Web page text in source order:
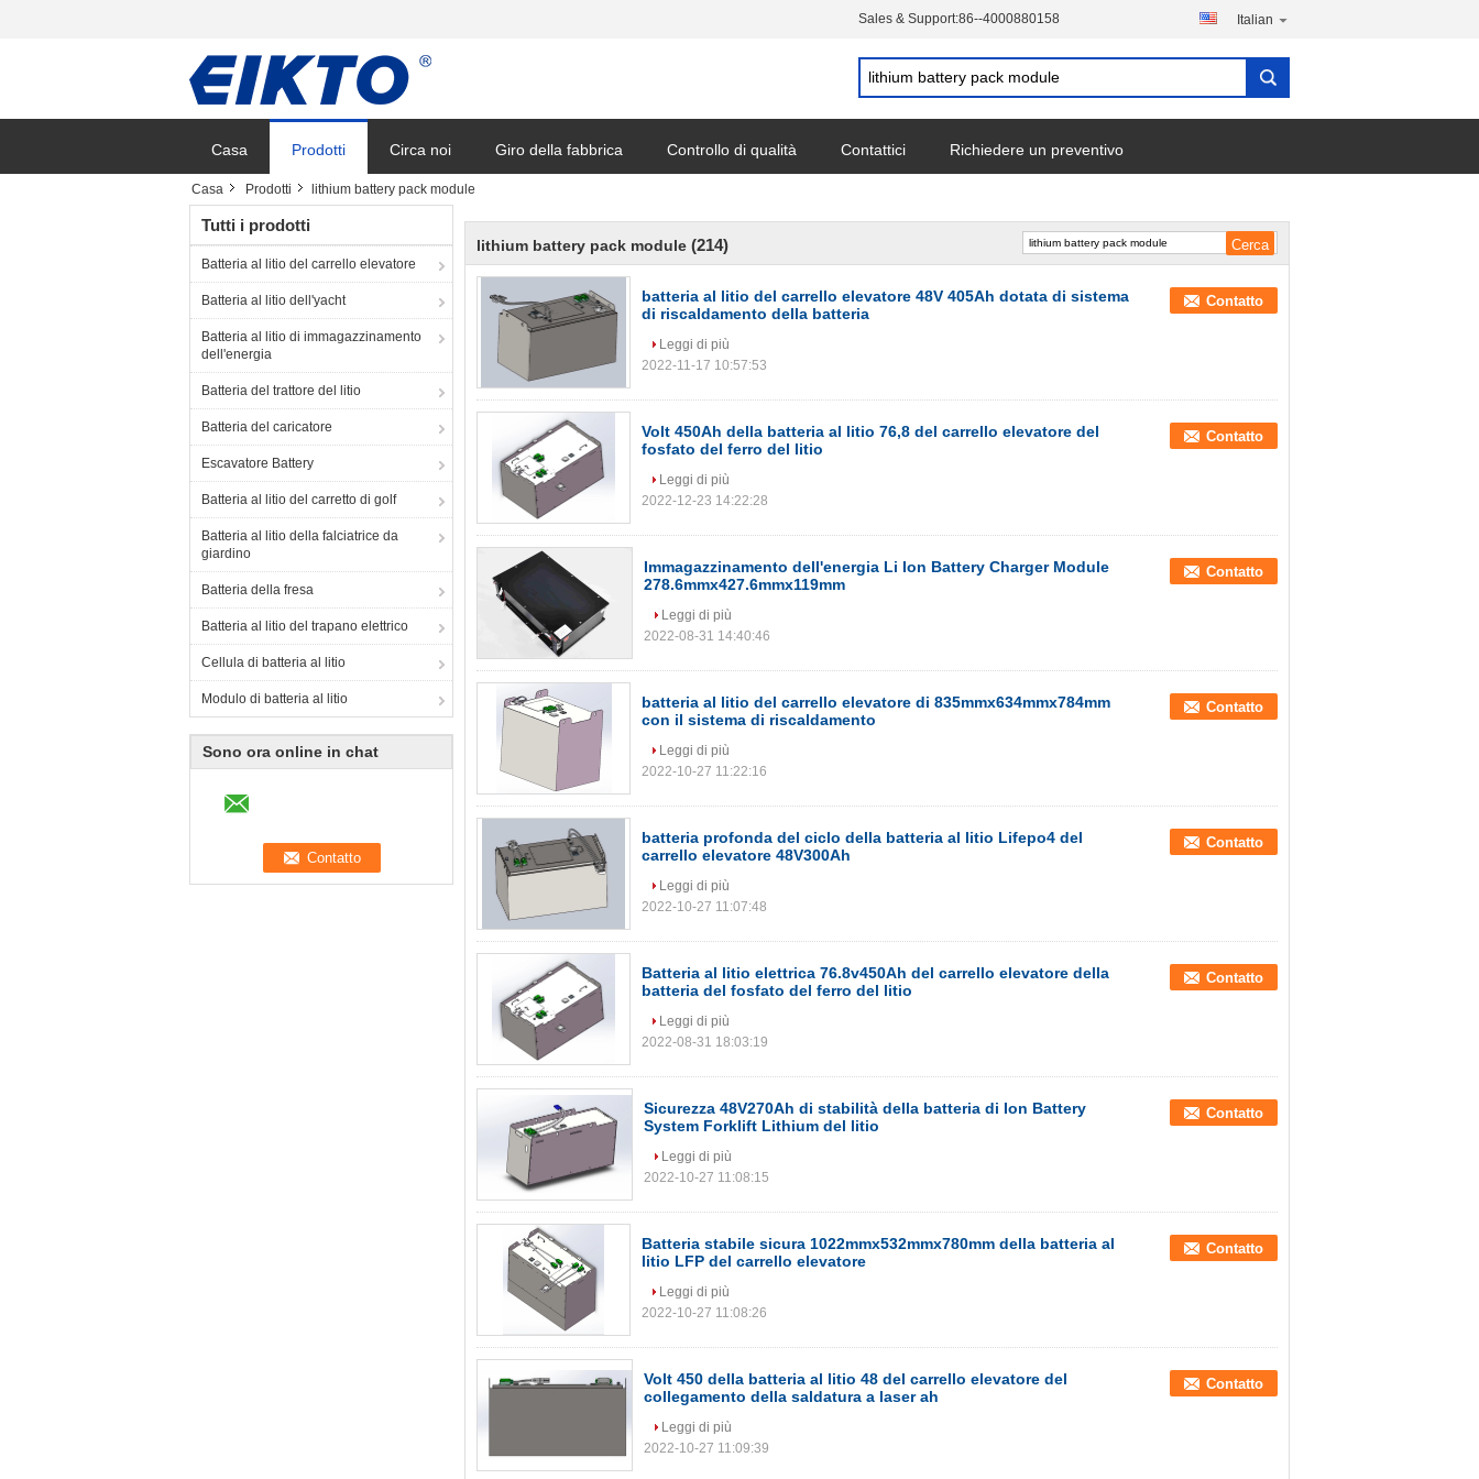
Sales & Support:86--4000880158 Italian
Casa Prodotti Circa noi Giro della fabbrica Controllo di qualità Contattici Richiedere un preventivo
Casa Prodotti lithium battery pack module
Tutti i prodotti
Batteria al litio del carrello elevatore
Batteria al litio dell'yacht
Batteria al litio di immagazzinamento
dell'energia
Batteria del trattore del litio
Batteria del caricatore
Escavatore Battery
Batteria al litio del carretto di golf
Batteria al litio della falciatrice da
giardino
Batteria della fresa
Batteria al litio del trapano elettrico
Cellula di batteria al litio
Modulo di batteria al litio
Sono ora online in chat
lithium battery pack module (214)
batteria al litio del carrello elevatore 48V 405Ah dotata di sistema
di riscaldamento della batteria
Contatto
Leggi di più
2022-11-17 10:57:53
Volt 450Ah della batteria al litio 76,8 del carrello elevatore del
fosfato del ferro del litio
Contatto
Leggi di più
2022-12-23 14:22:28
Immagazzinamento dell'energia Li Ion Battery Charger Module
278.6mmx427.6mmx119mm
Contatto
Leggi di più
2022-08-31 14:40:46
batteria al litio del carrello elevatore di 835mmx634mmx784mm
con il sistema di riscaldamento
Contatto
Leggi di più
2022-10-27 11:22:16
batteria profonda del ciclo della batteria al litio Lifepo4 del
carrello elevatore 48V300Ah
Contatto
Leggi di più
2022-10-27 11:07:48
Batteria al litio elettrica 76.8v450Ah del carrello elevatore della
batteria del fosfato del ferro del litio
Contatto
Leggi di più
2022-08-31 18:03:19
Sicurezza 48V270Ah di stabilità della batteria di Ion Battery
System Forklift Lithium del litio
Contatto
Leggi di più
2022-10-27 11:08:15
Batteria stabile sicura 1022mmx532mmx780mm della batteria al
litio LFP del carrello elevatore
Contatto
Leggi di più
2022-10-27 11:08:26
Volt 450 della batteria al litio 48 del carrello elevatore del
collegamento della saldatura a laser ah
Contatto
Leggi di più
2022-10-27 11:09:39